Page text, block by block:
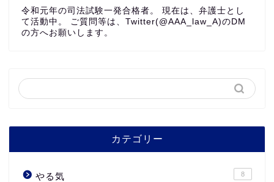
令和元年の司法試験一発合格者。 現在は、弁護士とし
て活動中。 ご質問等は、Twitter(@AAA_law_A)のDM
の方へお願いします。
カテゴリー
やる気 8